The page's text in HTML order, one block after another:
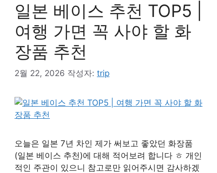
일본 베이스 추천 TOP5 |
여행 가면 꼭 사야 할 화
장품 추천
2월 22, 2026 작성자: trip
오늘은 일본 7년 차인 제가 써보고 좋았던 화장품
(일본 베이스 추천)에 대해 적어보려 합니다 ㅎ 개인
적인 주관이 있으니 참고로만 읽어주시면 감사하겠